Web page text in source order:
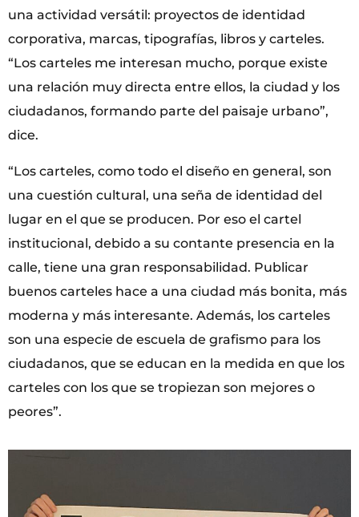
una actividad versátil: proyectos de identidad
corporativa, marcas, tipografías, libros y carteles.
“Los carteles me interesan mucho, porque existe
una relación muy directa entre ellos, la ciudad y los
ciudadanos, formando parte del paisaje urbano”,
dice.
“Los carteles, como todo el diseño en general, son
una cuestión cultural, una seña de identidad del
lugar en el que se producen. Por eso el cartel
institucional, debido a su contante presencia en la
calle, tiene una gran responsabilidad. Publicar
buenos carteles hace a una ciudad más bonita, más
moderna y más interesante. Además, los carteles
son una especie de escuela de grafismo para los
ciudadanos, que se educan en la medida en que los
carteles con los que se tropiezan son mejores o
peores”.